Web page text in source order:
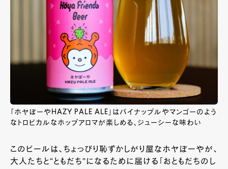
「ホヤぼーやHAZY PALE ALE」はパイナップルやマンゴーのよう
なトロピカルなホップアロマが楽しめる、ジューシーな味わい
このビールは、ちょっぴり恥ずかしがり屋なホヤぼーやが、
大人たちと“ともだち”になるために届ける「おともだちのし